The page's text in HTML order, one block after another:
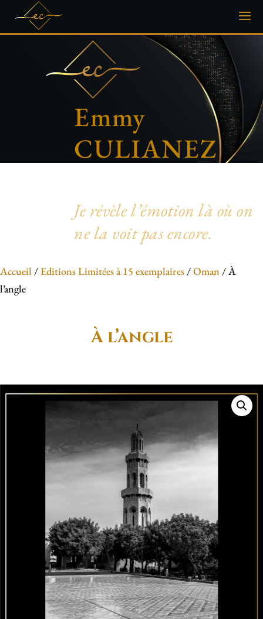
Emmy
CULIANEZ
Je révèle l’émotion là où on
ne la voit pas encore.
Accueil /Editions Limitées à 15 exemplaires /Oman / À
l’angle
À l’angle